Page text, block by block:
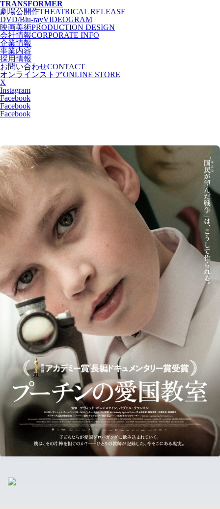
TRANSFORMER
劇場公開作THEATRICAL RELEASE
DVD/Blu-rayVIDEOGRAM
映画美術PRODUCTION DESIGN
会社情報CORPORATE INFO
企業情報
事業内容
採用情報
お問い合わせCONTACT
オンラインストアONLINE STORE
X
Instagram
Facebook
Facebook
Facebook